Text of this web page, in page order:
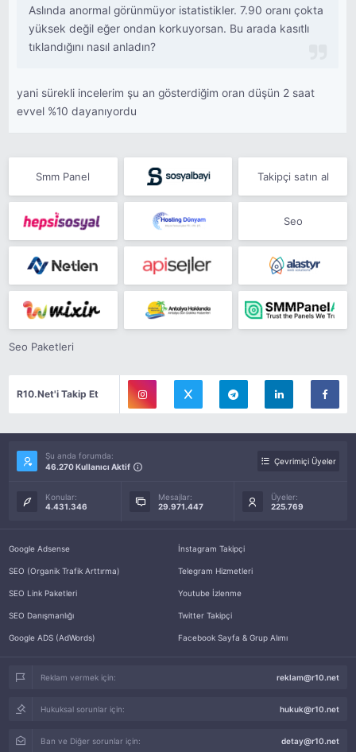
Aslında anormal görünmüyor istatistikler. 7.90 oranı çokta
yüksek değil eğer ondan korkuyorsan. Bu arada kasıtlı
tıklandığını nasıl anladın?
yani sürekli incelerim şu an gösterdiğim oran düşün 2 saat
evvel %10 dayanıyordu
Smm Panel Takipçi satın al
Seo
Seo Paketleri
R10.Net'i Takip Et
Şu anda forumda:
46.270 Kullanıcı Aktif
Çevrimiçi Üyeler
Konular:
4.431.346
Mesajlar:
29.971.447
Üyeler:
225.769
Google Adsense
SEO (Organik Trafik Arttırma)
SEO Link Paketleri
SEO Danışmanlığı
Google ADS (AdWords)
İnstagram Takipçi
Telegram Hizmetleri
Youtube İzlenme
Twitter Takipçi
Facebook Sayfa & Grup Alımı
Reklam vermek için: reklam@r10.net
Hukuksal sorunlar için: hukuk@r10.net
Ban ve Diğer sorunlar için: detay@r10.net